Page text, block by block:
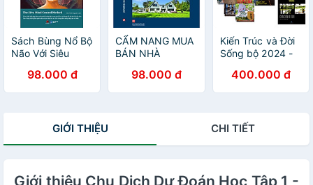
Sách Bùng Nổ Bộ
Não Với Siêu
Huấn Luyện Silva
98.000 đ
CẨM NANG MUA
BÁN NHÀ
98.000 đ
Kiến Trúc và Đời
Sống bộ 2024 -
chủ nhà và kiến
trúc sư
400.000 đ
GIỚI THIỆU CHI TIẾT
Giới thiệu Chu Dịch Dự Đoán Học Tập 1 -